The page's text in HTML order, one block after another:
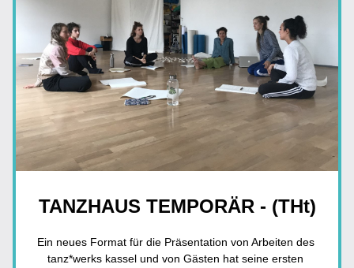
TANZHAUS TEMPORÄR - (THt)
Ein neues Format für die Präsentation von Arbeiten des
tanz*werks kassel und von Gästen hat seine ersten